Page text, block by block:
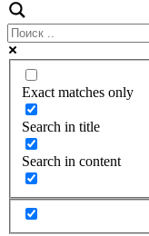
Exact matches only
Search in title
Search in content